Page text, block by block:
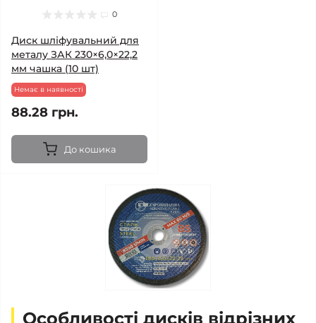
0
Диск шліфувальний для
металу ЗАК 230×6,0×22,2
мм чашка (10 шт)
Немає в наявності
88.28 грн.
До кошика
Особливості дисків відрізних